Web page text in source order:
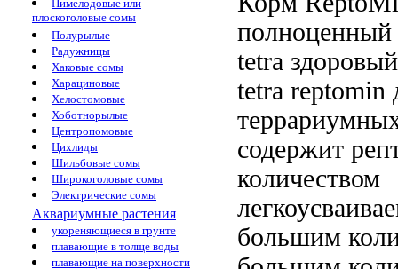
Пимелодовые или
плоскоголовые сомы
Полурылые
Радужницы
Хаковые сомы
Харациновые
Хелостомовые
Хоботнорылые
Центропомовые
Цихлиды
Шильбовые сомы
Широкоголовые сомы
Электрические сомы
Аквариумные растения
укореняющиеся в грунте
плавающие в толще воды
плавающие на поверхности
полноценный
tetra
tetra reptomin
содержит
количеством
большим